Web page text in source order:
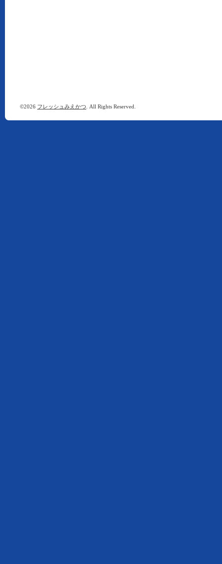
©2026 フレッシュみえかつ . All Rights Reserved.